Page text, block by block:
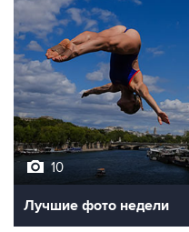
10
Лучшие фото недели